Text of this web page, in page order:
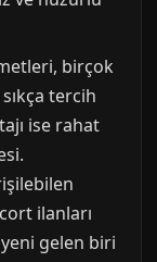
birçok
tercih
ise rahat
ilanları
yeni gelen biri